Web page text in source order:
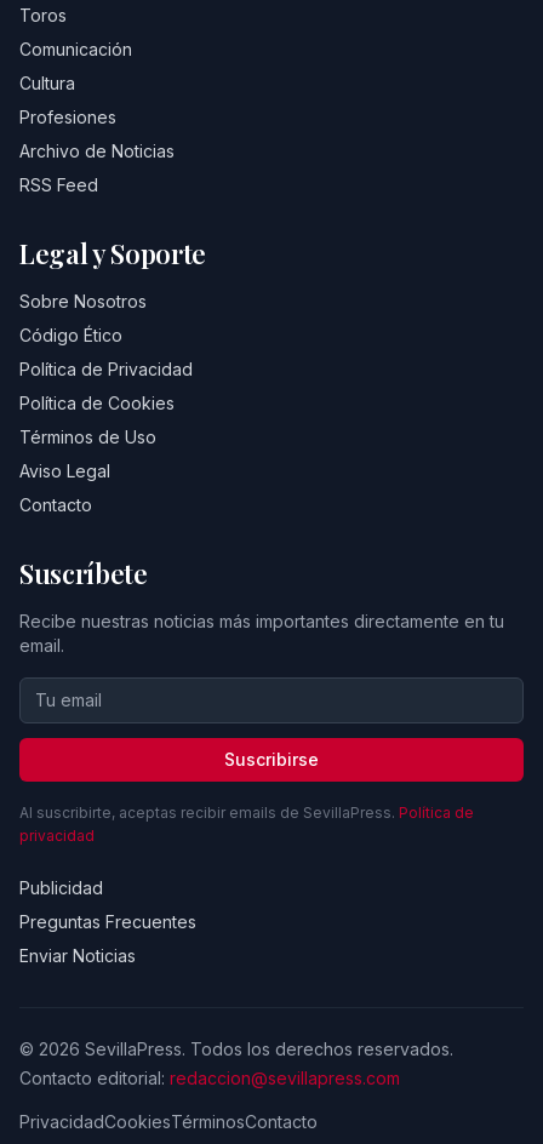
Toros
Comunicación
Cultura
Profesiones
Archivo de Noticias
RSS Feed
Legal y Soporte
Sobre Nosotros
Código Ético
Política de Privacidad
Política de Cookies
Términos de Uso
Aviso Legal
Contacto
Suscríbete
Recibe nuestras noticias más importantes directamente en tu
email.
Suscribirse
Al suscribirte, aceptas recibir emails de SevillaPress. Política de
privacidad
Publicidad
Preguntas Frecuentes
Enviar Noticias
© 2026 SevillaPress. Todos los derechos reservados.
Contacto editorial: redaccion@sevillapress.com
PrivacidadCookiesTérminosContacto